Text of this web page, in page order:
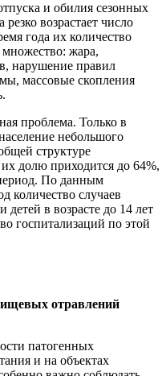
и обилия сезонных
возрастает число
года их количество
жара,
нарушение правил
массовые скопления
проблема. Только в
небольшого
структуре
долю приходится до 64%,
По данным
количество случаев
в возрасте до 14 лет
госпитализаций по этой
отравлений
патогенных
и на объектах